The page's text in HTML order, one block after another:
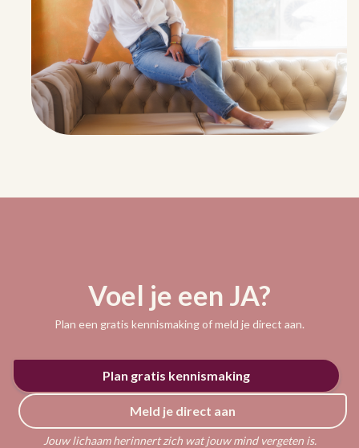
Voel je een JA?
Plan een gratis kennismaking of meld je direct aan.
Plan gratis kennismaking
Meld je direct aan
Jouw lichaam herinnert zich wat jouw mind vergeten is.